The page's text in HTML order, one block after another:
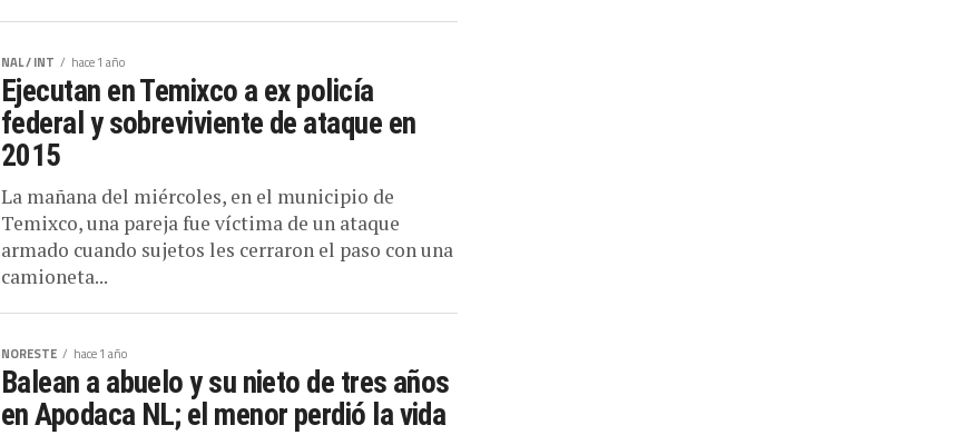
NAL / INT hace 1 año
Ejecutan en Temixco a ex policía
federal y sobreviviente de ataque en
2015
La mañana del miércoles, en el municipio de
Temixco, una pareja fue víctima de un ataque
armado cuando sujetos les cerraron el paso con una
camioneta...
NORESTE hace 1 año
Balean a abuelo y su nieto de tres años
en Apodaca NL; el menor perdió la vida